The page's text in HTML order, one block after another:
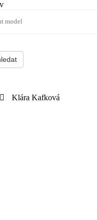
Klára Kafková